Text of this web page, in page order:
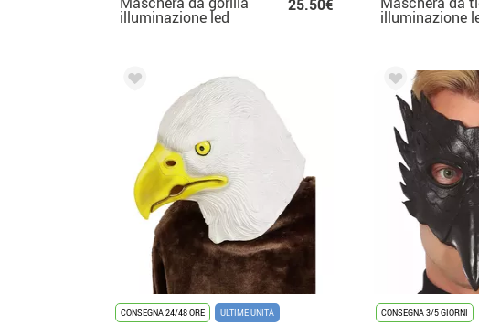
illuminazione led
25.50€
illuminazione
CONSEGNA 24/48 ORE ULTIME UNITÀ CONSEGNA 3/5 GIORNI